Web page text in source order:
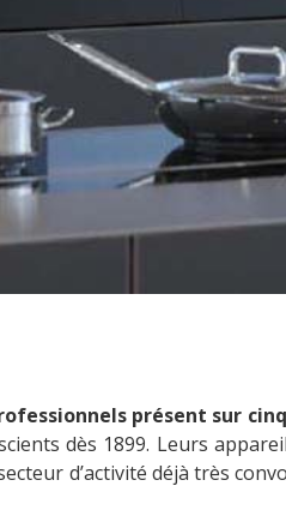
présent sur
dès 1899. Leurs
d’activité déjà très